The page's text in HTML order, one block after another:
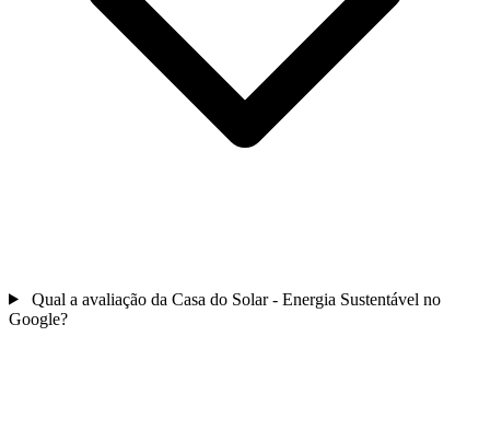
Qual a avaliação da Casa do Solar - Energia Sustentável no
Google?